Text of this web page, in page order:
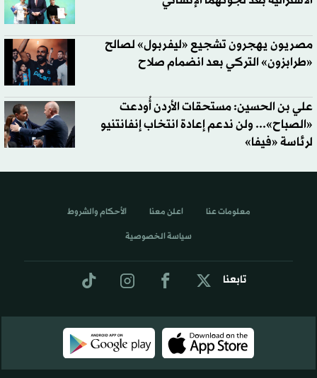
مصريون يهجرون تشجيع «ليفربول» لصالح
«طرابزون» التركي بعد انضمام صلاح
علي بن الحسين: مستحقات الأردن أُودعت
«الصباح»... ولن ندعم إعادة انتخاب إنفانتنيو
لرئاسة «فيفا»
تابعنا
معلومات عنا اعلن معنا الأحكام والشروط
سياسة الخصوصية